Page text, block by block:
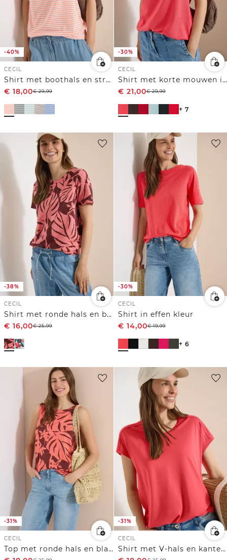
-40%
CECIL
Shirt met boothals en strepen
€ 18,00€29,99
-30%
CECIL
Shirt met korte mouwen in tuniekstijl
€ 21,00€29,99
+ 7
-38%
CECIL
Shirt met ronde hals en bladprint
€ 16,00€25,99
-30%
CECIL
Shirt in effen kleur
€ 14,00€19,99
+ 6
-31%
CECIL
Top met ronde hals en bladprint
-31%
CECIL
Shirt met V-hals en kanten detail